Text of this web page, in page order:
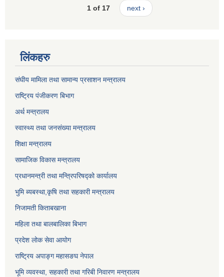
1 of 17 next ›
लिंकहरु
संघीय मामिला तथा सामान्य प्रसाशन मन्त्रालय
राष्ट्रिय पंजीकरण बिभाग
अर्थ मन्त्रालय
स्वास्थ्य तथा जनसंख्या मन्त्रालय
शिक्षा मन्त्रालय
सामाजिक विकास मन्त्रालय
प्रधानमन्त्री तथा मन्त्रिपरिषद्को कार्यालय
भुमि ब्यबस्था,कृषि तथा सहकारी मन्त्रालय
निजामती किताबखाना
महिला तथा बालबालिका बिभाग
प्रदेश लोक सेवा आयोग
राष्ट्रिय अपाङ्ग महासङघ नेपाल
भूमि व्यवस्था, सहकारी तथा गरिबी निवारण मन्त्रालय